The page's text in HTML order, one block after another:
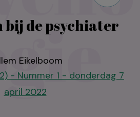
bij de psychiater
Eikelboom
- Nummer 1 - donderdag 7
april 2022